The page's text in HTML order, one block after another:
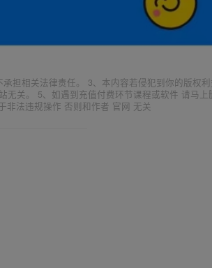
担相关法律责任。 3、本内容若侵犯到你的版权
关。 5、如遇到充值付费环节课程或软件 请马上
非法违规操作 否则和作者 官网 无关